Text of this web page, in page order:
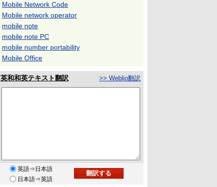
Mobile Network Code
Mobile network operator
mobile note
mobile note PC
mobile number portability
Mobile Office
英和和英テキスト翻訳 >> Weblio翻訳
英語⇒日本語
日本語⇒英語